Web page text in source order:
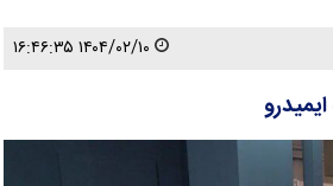
۱۴۰۴/۰۲/۱۰ ۱۶:۴۶:۳۵